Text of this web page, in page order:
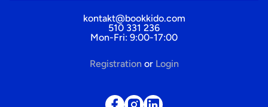
kontakt@bookkido.com
510 331 236
Mon-Fri: 9:00-17:00
Registration or Login